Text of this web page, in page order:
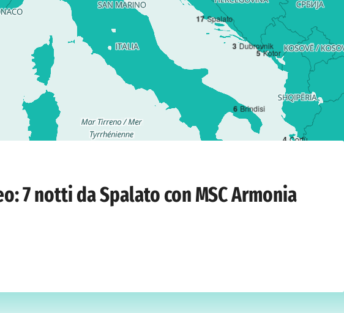
17 Spalato
3 Dubrovnik
4 Corfù
5 Kotor
6 Brindisi
7 notti da Spalato con MSC Armonia